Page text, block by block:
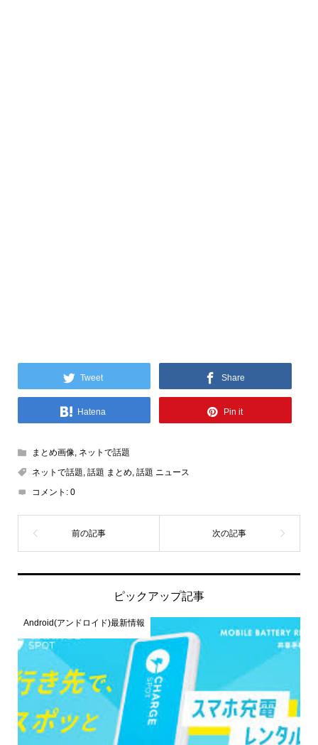
Tweet Share
Hatena Pin it
まとめ画像, ネットで話題
ネットで話題, 話題 まとめ, 話題 ニュース
コメント: 0
ピックアップ記事
Android(アンドロイド)最新情報